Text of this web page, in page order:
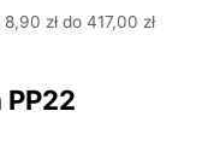
zł do 417,00 zł